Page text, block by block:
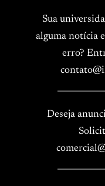
Sua
alguma notícia
erro?
Deseja